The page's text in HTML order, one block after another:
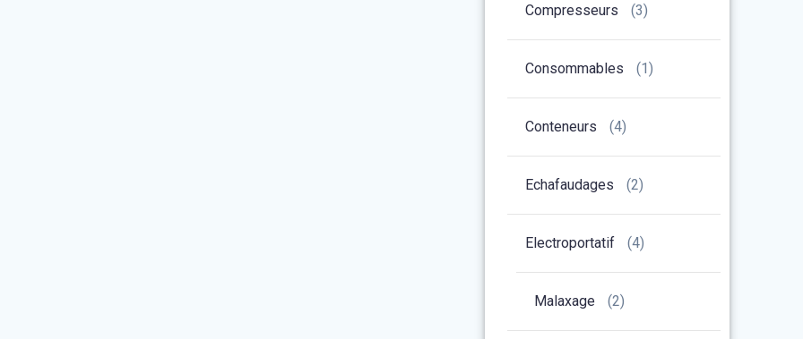
Compresseurs (3)
Consommables (1)
Conteneurs (4)
Echafaudages (2)
Electroportatif (4)
Malaxage (2)